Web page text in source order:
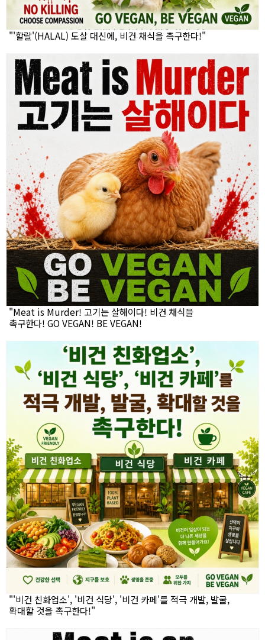
"'할랄'(HALAL) 도살 대신에, 비건 채식을 촉구한다!"
"Meat is Murder! 고기는 살해이다! 비건 채식을
촉구한다! GO VEGAN! BE VEGAN!
"'비건 친화업소', '비건 식당', '비건 카페'를 적극 개발, 발굴,
확대할 것을 촉구한다!"